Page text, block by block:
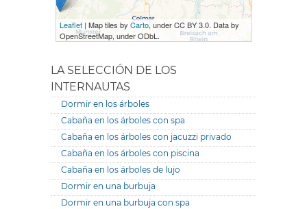
Leaflet| Map tiles by Carto, under CC BY 3.0. Data by
OpenStreetMap, under ODbL.
LA SELECCIÓN DE LOS
INTERNAUTAS
Dormir en los árboles
Cabaña en los árboles con spa
Cabaña en los árboles con jacuzzi privado
Cabaña en los árboles con piscina
Cabaña en los árboles de lujo
Dormir en una burbuja
Dormir en una burbuja con spa